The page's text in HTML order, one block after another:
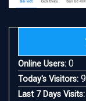
Online Users: 0
Today's Visitors:
Last 7 Days Visits: